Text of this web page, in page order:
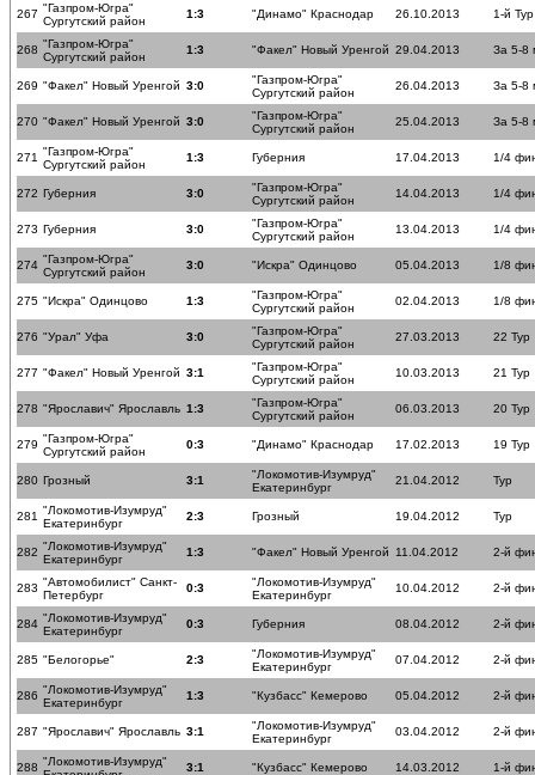
267 "Газпром-Югра"
Сургутский район
1:3 "Динамо" Краснодар 26.10.2013 1-й Тур
268 "Газпром-Югра"
Сургутский район
1:3 "Факел" Новый Уренгой 29.04.2013 За 5-8
269 "Факел" Новый Уренгой 3:0
"Газпром-Югра"
Сургутский район
26.04.2013 За 5-8
270 "Факел" Новый Уренгой 3:0
"Газпром-Югра"
Сургутский район
25.04.2013 За 5-8
271 "Газпром-Югра"
Сургутский район
1:3 Губерния 17.04.2013 1/4
272 Губерния 3:0
"Газпром-Югра"
Сургутский район
14.04.2013 1/4
273 Губерния 3:0
"Газпром-Югра"
Сургутский район
13.04.2013 1/4
274 "Газпром-Югра"
Сургутский район
3:0 "Искра" Одинцово 05.04.2013 1/8
275 "Искра" Одинцово 1:3
"Газпром-Югра"
Сургутский район
02.04.2013 1/8
276 "Урал" Уфа 3:0
"Газпром-Югра"
Сургутский район
27.03.2013 22 Тур
277 "Факел" Новый Уренгой 3:1
"Газпром-Югра"
Сургутский район
10.03.2013 21 Тур
278 "Ярославич" Ярославль 1:3
"Газпром-Югра"
Сургутский район
06.03.2013 20 Тур
279 "Газпром-Югра"
Сургутский район
0:3 "Динамо" Краснодар 17.02.2013 19 Тур
280 Грозный 3:1
"Локомотив-Изумруд"
Екатеринбург
21.04.2012 Тур
281 "Локомотив-Изумруд"
Екатеринбург
2:3 Грозный 19.04.2012 Тур
282 "Локомотив-Изумруд"
Екатеринбург
1:3 "Факел" Новый Уренгой 11.04.2012 2-й
283 "Автомобилист" Санкт-
Петербург
0:3
"Локомотив-Изумруд"
Екатеринбург
10.04.2012 2-й
284 "Локомотив-Изумруд"
Екатеринбург
0:3 Губерния 08.04.2012 2-й
285 "Белогорье" 2:3
"Локомотив-Изумруд"
Екатеринбург
07.04.2012 2-й
286 "Локомотив-Изумруд"
Екатеринбург
1:3 "Кузбасс" Кемерово 05.04.2012 2-й
287 "Ярославич" Ярославль 3:1
"Локомотив-Изумруд"
Екатеринбург
03.04.2012 2-й
288 "Локомотив-Изумруд"
3:1 "Кузбасс" Кемерово 14.03.2012 1-й